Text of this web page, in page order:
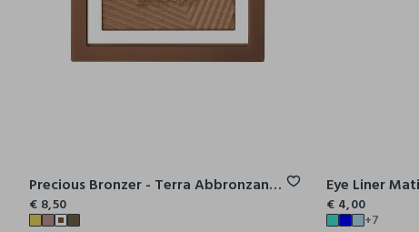
Precious Bronzer - Terra Abbronzante Soft Matte
€ 8,50
Eye Liner
€ 4,00
+7